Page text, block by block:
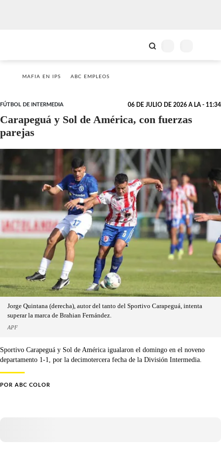
MAFIA EN IPS ABC EMPLEOS
FÚTBOL DE INTERMEDIA 06 DE JULIO DE 2026 A LA - 11:34
Carapeguá y Sol de América, con fuerzas
parejas
Jorge Quintana (derecha), autor del tanto del Sportivo Carapeguá, intenta
superar la marca de Brahian Fernández.
APF
Sportivo Carapeguá y Sol de América igualaron el domingo en el noveno
departamento 1-1, por la decimotercera fecha de la División Intermedia.
POR ABC COLOR